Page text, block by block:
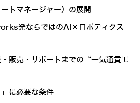
トマネージャー）の展開
発ならではのAI×ロボティクス
販売・サポートまでの“一気通貫モ
」に必要な条件